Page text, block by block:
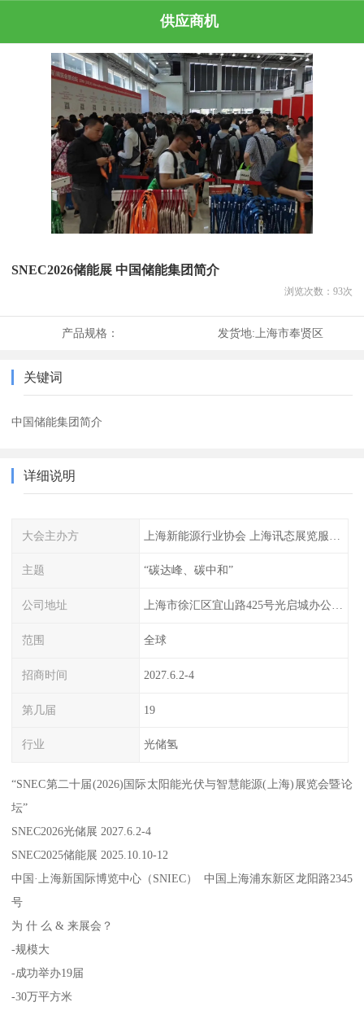
供应商机
SNEC2026储能展 中国储能集团简介
浏览次数： 93次
产品规格： 发货地:上海市奉贤区
关键词
中国储能集团简介
详细说明
大会主办方
主题 “碳达峰、碳中和”
公司地址 上海市徐汇区宜山路425号光启城办公楼905-907室
范围 全球
招商时间 2027.6.2-4
第几届 19
行业 光储氢
“SNEC第二十届(2026)国际太阳能光伏与智慧能源(上海)展览会暨论
坛”
SNEC2026光储展 2027.6.2-4
SNEC2025储能展 2025.10.10-12
中国·上海新国际博览中心（SNIEC） 中国上海浦东新区龙阳路2345
号
为 什 么 & 来展会？
-规模大
-成功举办19届
-30万平方米